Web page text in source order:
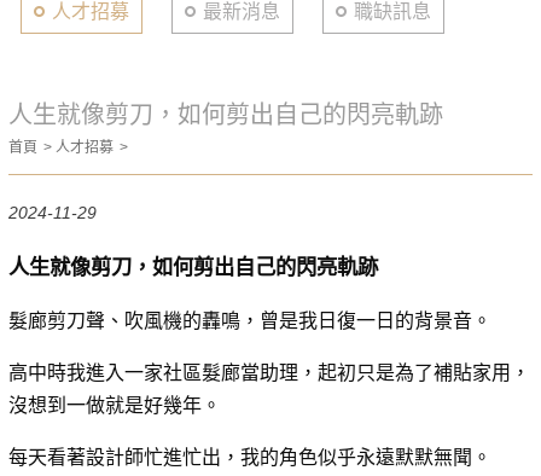
人才招募 最新消息 職缺訊息
人生就像剪刀，如何剪出自己的閃亮軌跡
首頁 人才招募
2024-11-29
人生就像剪刀，如何剪出自己的閃亮軌跡
髮廊剪刀聲、吹風機的轟鳴，曾是我日復一日的背景音。
高中時我進入一家社區髮廊當助理，起初只是為了補貼家用，
沒想到一做就是好幾年。
每天看著設計師忙進忙出，我的角色似乎永遠默默無聞。